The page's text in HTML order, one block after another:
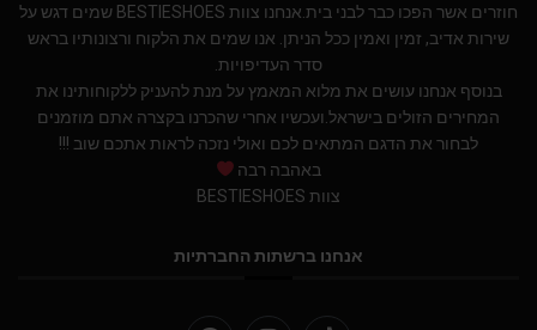
חוזרים אשר הפכו כבר לבני בית.אנחנו צוות BESTIESHOES שמים דגש על
שירות אדיב, זמין ואמין ככל הניתן. אנו שמים את הלקוח ורצונותיו בראש
סדר העדיפויות.
בנוסף אנחנו עושים את מלוא המאמץ על מנת להעניק ללקוחותינו את
המחירים הזולים בישראל.ועכשיו אחרי שהכרנו בקצרה אתם מוזמנים
לבחור את הדגם המתאים לכם ואולי נזכה לראות אתכם שוב !!!
באהבה רבה
צוות BESTIESHOES
אנחנו ברשתות החברתיות